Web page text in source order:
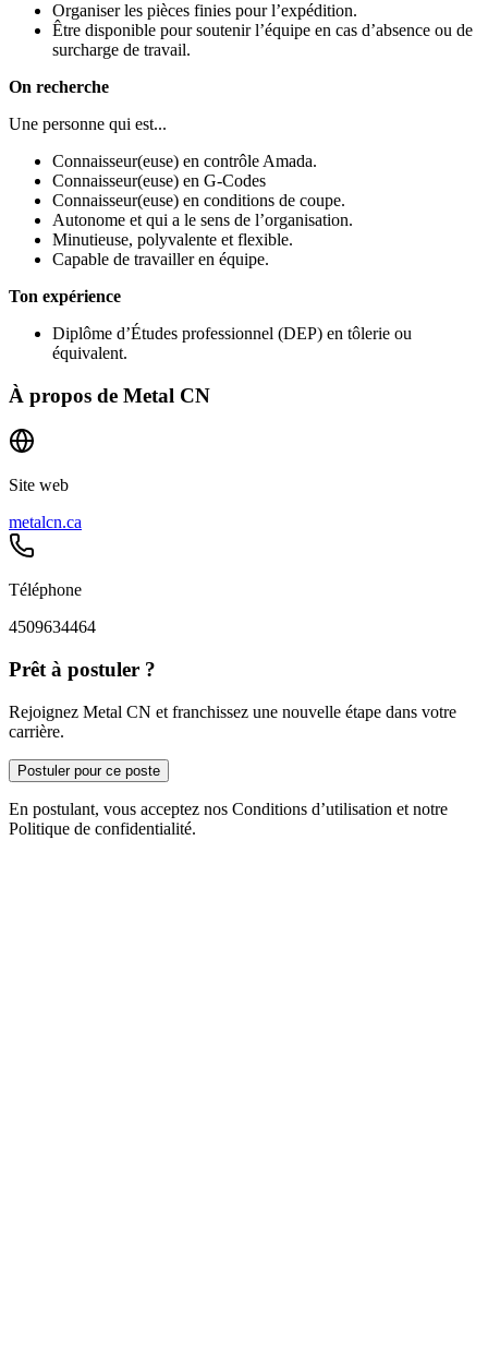
Organiser les pièces finies pour l’expédition.
Être disponible pour soutenir l’équipe en cas d’absence ou de
surcharge de travail.
On recherche
Une personne qui est...
Connaisseur(euse) en contrôle Amada.
Connaisseur(euse) en G-Codes
Connaisseur(euse) en conditions de coupe.
Autonome et qui a le sens de l’organisation.
Minutieuse, polyvalente et flexible.
Capable de travailler en équipe.
Ton expérience
Diplôme d’Études professionnel (DEP) en tôlerie ou
équivalent.
À propos de Metal CN
Site web
metalcn.ca
Téléphone
4509634464
Prêt à postuler ?
Rejoignez Metal CN et franchissez une nouvelle étape dans votre
carrière.
Postuler pour ce poste
En postulant, vous acceptez nos Conditions d’utilisation et notre
Politique de confidentialité.